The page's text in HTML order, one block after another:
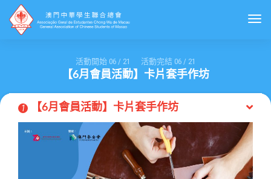
活動開始 06 / 21 活動完結 06 / 21
【6月會員活動】卡片套手作坊
1 【6月會員活動】卡片套手作坊